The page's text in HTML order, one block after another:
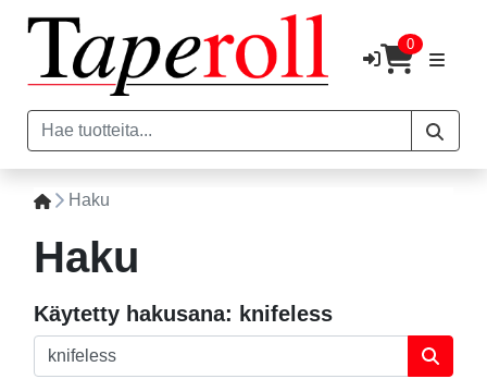
0
Haku
Haku
Käytetty hakusana: knifeless